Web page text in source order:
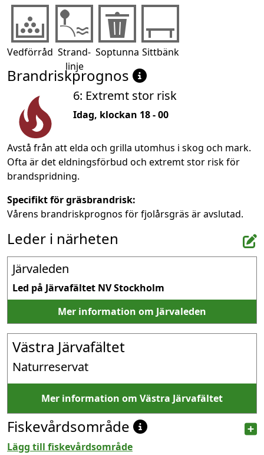
Vedförråd Strand-
linje
Soptunna Sittbänk
Brandriskprognos
6: Extremt stor risk
Idag, klockan 18 - 00
Avstå från att elda och grilla utomhus i skog och mark.
Ofta är det eldningsförbud och extremt stor risk för
brandspridning.
Specifikt för gräsbrandrisk:
Vårens brandriskprognos för fjolårsgräs är avslutad.
Leder i närheten
Järvaleden
Led på Järvafältet NV Stockholm
Mer information om Järvaleden
Västra Järvafältet
Naturreservat
Mer information om Västra Järvafältet
Fiskevårdsområde
Lägg till fiskevårdsområde